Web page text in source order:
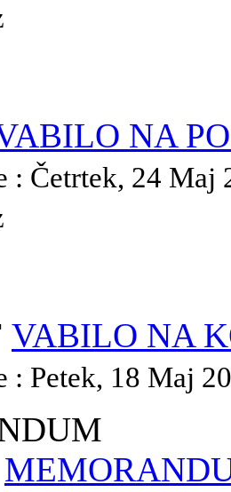
NA
: Četrtek, 24 Maj
VABILO NA
: Petek, 18 Maj